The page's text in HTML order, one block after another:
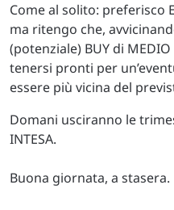
Come al solito: preferisco
ma ritengo che,
(potenziale) BUY di
tenersi pronti per
essere più vicina del
Domani usciranno le
INTESA.
Buona giornata, a stasera.